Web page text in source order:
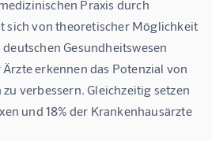
Praxis durch
sich von theoretischer Möglichkeit
Gesundheitswesen
Ärzte erkennen das Potenzial von
verbessern. Gleichzeitig setzen
und 18% der Krankenhausärzte